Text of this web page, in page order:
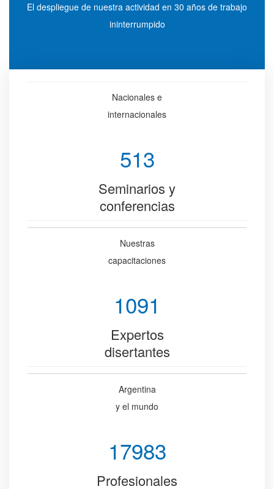
El despliegue de nuestra actividad en 30 años de trabajo
ininterrumpido
Nacionales e
internacionales
513
Seminarios y
conferencias
Nuestras
capacitaciones
1091
Expertos
disertantes
Argentina
y el mundo
17983
Profesionales